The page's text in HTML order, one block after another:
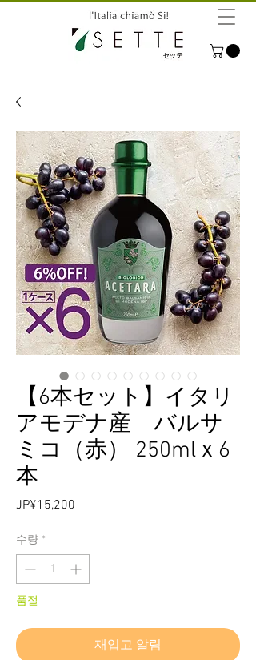
【6本セット】イタリ
アモデナ産 バルサ
ミコ（赤） 250mlｘ6
本
JP¥15,200
수량 *
품절
재입고 알림